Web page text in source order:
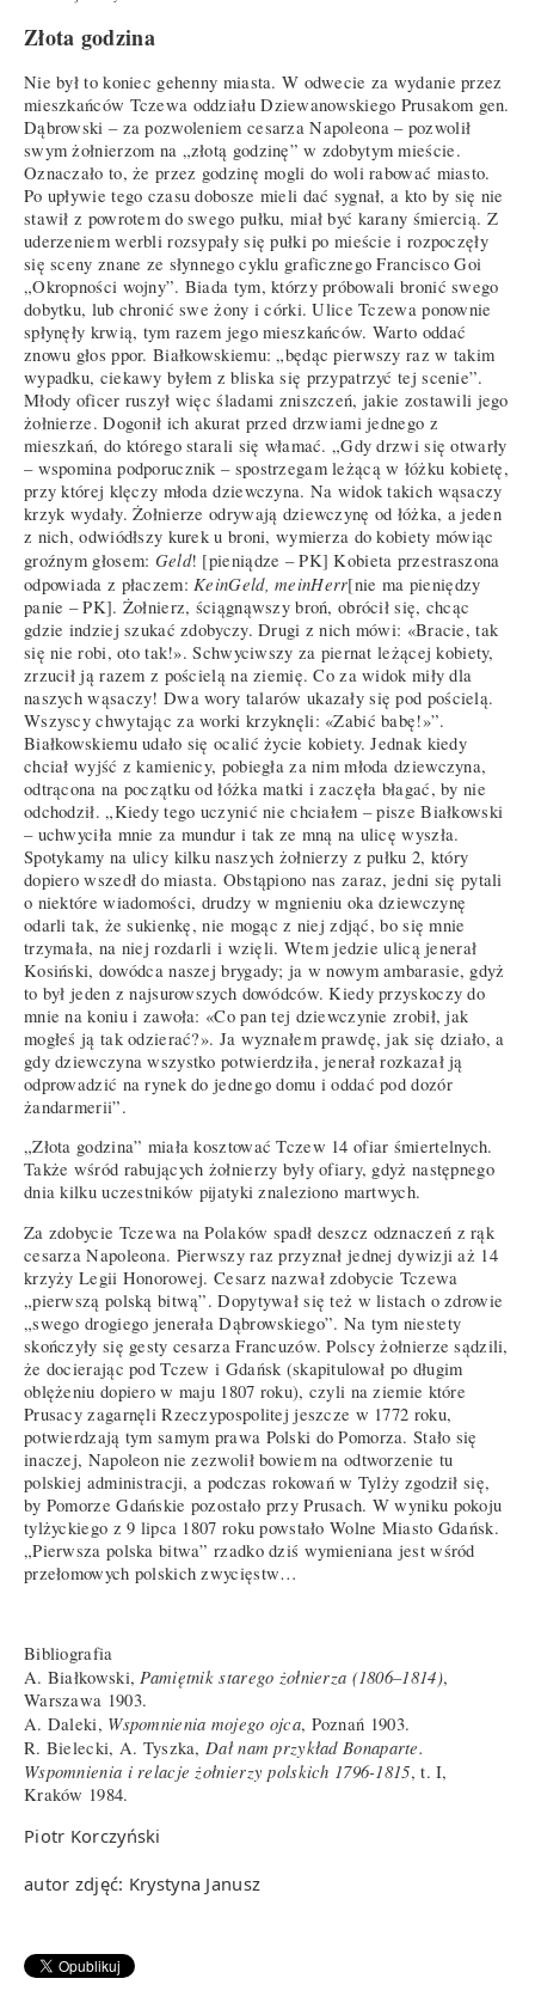
Złota godzina
Nie był to koniec gehenny miasta. W odwecie za wydanie przez
mieszkańców Tczewa oddziału Dziewanowskiego Prusakom gen.
Dąbrowski – za pozwoleniem cesarza Napoleona – pozwolił
swym żołnierzom na „złotą godzinę” w zdobytym mieście.
Oznaczało to, że przez godzinę mogli do woli rabować miasto.
Po upływie tego czasu dobosze mieli dać sygnał, a kto by się nie
stawił z powrotem do swego pułku, miał być karany śmiercią. Z
uderzeniem werbli rozsypały się pułki po mieście i rozpoczęły
się sceny znane ze słynnego cyklu graficznego Francisco Goi
„Okropności wojny”. Biada tym, którzy próbowali bronić swego
dobytku, lub chronić swe żony i córki. Ulice Tczewa ponownie
spłynęły krwią, tym razem jego mieszkańców. Warto oddać
znowu głos ppor. Białkowskiemu: „będąc pierwszy raz w takim
wypadku, ciekawy byłem z bliska się przypatrzyć tej scenie”.
Młody oficer ruszył więc śladami zniszczeń, jakie zostawili jego
żołnierze. Dogonił ich akurat przed drzwiami jednego z
mieszkań, do którego starali się włamać. „Gdy drzwi się otwarły
– wspomina podporucznik – spostrzegam leżącą w łóżku kobietę,
przy której klęczy młoda dziewczyna. Na widok takich wąsaczy
krzyk wydały. Żołnierze odrywają dziewczynę od łóżka, a jeden
z nich, odwiódłszy kurek u broni, wymierza do kobiety mówiąc
groźnym głosem: Geld! [pieniądze – PK] Kobieta przestraszona
odpowiada z płaczem:KeinGeld, meinHerr[nie ma pieniędzy
panie – PK]. Żołnierz, ściągnąwszy broń, obrócił się, chcąc
gdzie indziej szukać zdobyczy. Drugi z nich mówi: «Bracie, tak
się nie robi, oto tak!». Schwyciwszy za piernat leżącej kobiety,
zrzucił ją razem z pościelą na ziemię. Co za widok miły dla
naszych wąsaczy! Dwa wory talarów ukazały się pod pościelą.
Wszyscy chwytając za worki krzyknęli: «Zabić babę!»”.
Białkowskiemu udało się ocalić życie kobiety. Jednak kiedy
chciał wyjść z kamienicy, pobiegła za nim młoda dziewczyna,
odtrącona na początku od łóżka matki i zaczęła błagać, by nie
odchodził. „Kiedy tego uczynić nie chciałem – pisze Białkowski
– uchwyciła mnie za mundur i tak ze mną na ulicę wyszła.
Spotykamy na ulicy kilku naszych żołnierzy z pułku 2, który
dopiero wszedł do miasta. Obstąpiono nas zaraz, jedni się pytali
o niektóre wiadomości, drudzy w mgnieniu oka dziewczynę
odarli tak, że sukienkę, nie mogąc z niej zdjąć, bo się mnie
trzymała, na niej rozdarli i wzięli. Wtem jedzie ulicą jenerał
Kosiński, dowódca naszej brygady; ja w nowym ambarasie, gdyż
to był jeden z najsurowszych dowódców. Kiedy przyskoczy do
mnie na koniu i zawoła: «Co pan tej dziewczynie zrobił, jak
mogłeś ją tak odzierać?». Ja wyznałem prawdę, jak się działo, a
gdy dziewczyna wszystko potwierdziła, jenerał rozkazał ją
odprowadzić na rynek do jednego domu i oddać pod dozór
żandarmerii”.
„Złota godzina” miała kosztować Tczew 14 ofiar śmiertelnych.
Także wśród rabujących żołnierzy były ofiary, gdyż następnego
dnia kilku uczestników pijatyki znaleziono martwych.
Za zdobycie Tczewa na Polaków spadł deszcz odznaczeń z rąk
cesarza Napoleona. Pierwszy raz przyznał jednej dywizji aż 14
krzyży Legii Honorowej. Cesarz nazwał zdobycie Tczewa
„pierwszą polską bitwą”. Dopytywał się też w listach o zdrowie
„swego drogiego jenerała Dąbrowskiego”. Na tym niestety
skończyły się gesty cesarza Francuzów. Polscy żołnierze sądzili,
że docierając pod Tczew i Gdańsk (skapitulował po długim
oblężeniu dopiero w maju 1807 roku), czyli na ziemie które
Prusacy zagarnęli Rzeczypospolitej jeszcze w 1772 roku,
potwierdzają tym samym prawa Polski do Pomorza. Stało się
inaczej, Napoleon nie zezwolił bowiem na odtworzenie tu
polskiej administracji, a podczas rokowań w Tylży zgodził się,
by Pomorze Gdańskie pozostało przy Prusach. W wyniku pokoju
tylżyckiego z 9 lipca 1807 roku powstało Wolne Miasto Gdańsk.
„Pierwsza polska bitwa” rzadko dziś wymieniana jest wśród
przełomowych polskich zwycięstw…
Bibliografia
A. Białkowski,Pamiętnik starego żołnierza (1806–1814),
Warszawa 1903.
A. Daleki, Wspomnienia mojego ojca, Poznań 1903.
R. Bielecki, A. Tyszka,Dał nam przykład Bonaparte.
Wspomnienia i relacje żołnierzy polskich 1796-1815, t. I,
Kraków 1984.
Piotr Korczyński
autor zdjęć: Krystyna Janusz